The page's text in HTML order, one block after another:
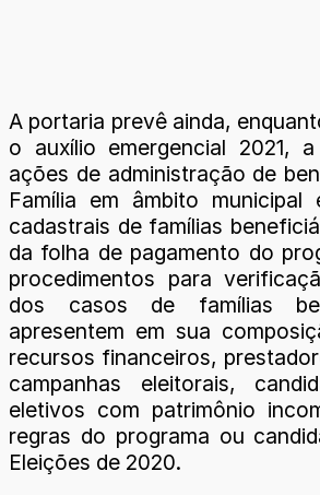
A portaria prevê ainda,
o auxílio emergencial 2021,
ações de administração de
Família em âmbito
cadastrais de famílias
da folha de pagamento do
procedimentos para
dos casos de famílias
apresentem em sua
recursos financeiros,
campanhas eleitorais,
eletivos com patrimônio
regras do programa ou
Eleições de 2020.